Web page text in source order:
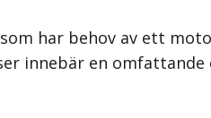
har behov av ett
innebär en